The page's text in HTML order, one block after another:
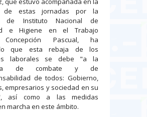
de estas jornadas por la
de Instituto Nacional de
e Higiene en el Trabajo
Concepción Pascual, ha
que esta rebaja de los
laborales se debe "a la
de combate y de
de todos: Gobierno,
empresarios y sociedad en su
así como a las medidas
marcha en este ámbito.